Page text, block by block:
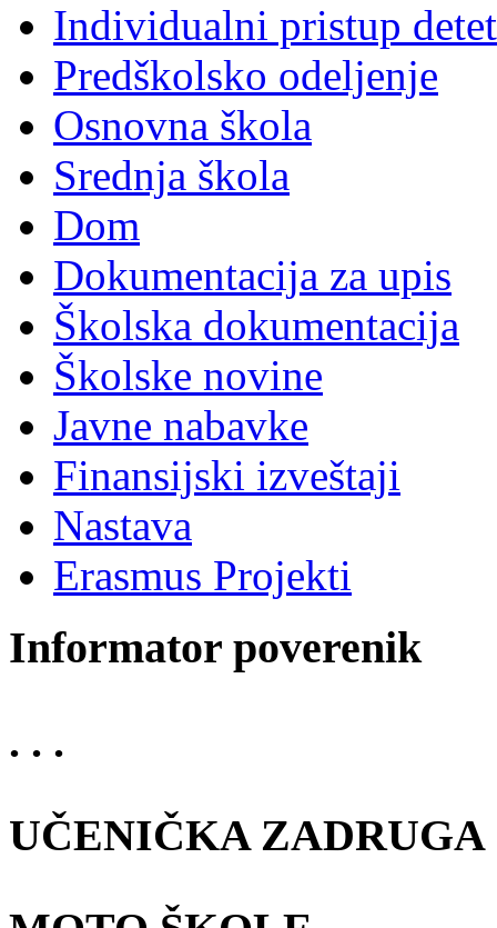
Individualni pristup
Predškolsko odeljenje
Osnovna škola
Srednja škola
Dom
Dokumentacija za upis
Školska dokumentacija
Školske novine
Javne nabavke
Finansijski izveštaji
Nastava
Erasmus Projekti
Informator poverenik
. . .
UČENIČKA ZADRUGA